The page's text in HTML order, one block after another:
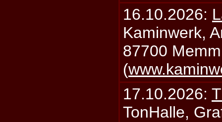
16.10.2026:
Kaminwerk,
87700
(
17.10.2026:
TonHalle,